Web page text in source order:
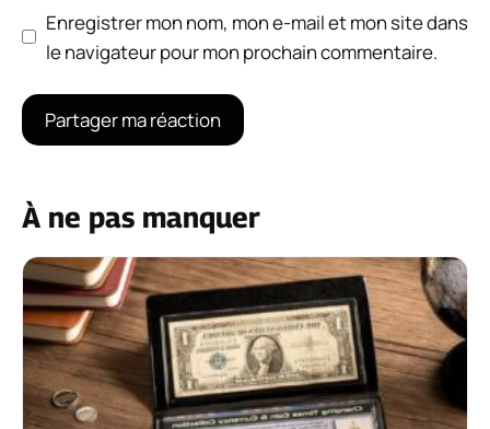
Enregistrer mon nom, mon e-mail et mon site dans
le navigateur pour mon prochain commentaire.
À ne pas manquer